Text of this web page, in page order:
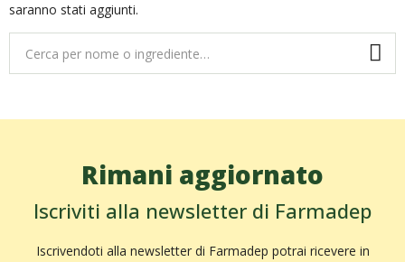
saranno stati aggiunti.
Rimani aggiornato
Iscriviti alla newsletter di Farmadep
Iscrivendoti alla newsletter di Farmadep potrai ricevere in